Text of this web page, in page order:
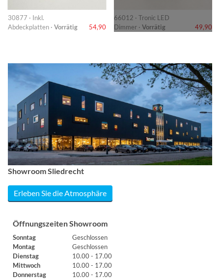
30877 · Inkl.
Abdeckplatten · Vorrätig 54,90
66012 · Tronic LED
Dimmer · Vorrätig 49,90
Showroom Sliedrecht
Erleben Sie die Atmosphäre
Öffnungszeiten Showroom
Sonntag
Geschlossen
Montag
Geschlossen
Dienstag
10.00 - 17.00
Mittwoch
10.00 - 17.00
Donnerstag
10.00 - 17.00